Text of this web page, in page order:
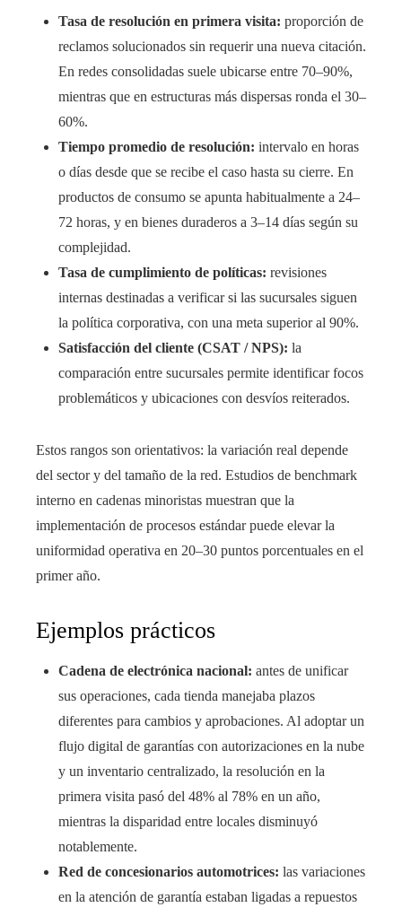
Tasa de resolución en primera visita: proporción de
reclamos solucionados sin requerir una nueva citación.
En redes consolidadas suele ubicarse entre 70–90%,
mientras que en estructuras más dispersas ronda el 30–
60%.
Tiempo promedio de resolución: intervalo en horas
o días desde que se recibe el caso hasta su cierre. En
productos de consumo se apunta habitualmente a 24–
72 horas, y en bienes duraderos a 3–14 días según su
complejidad.
Tasa de cumplimiento de políticas: revisiones
internas destinadas a verificar si las sucursales siguen
la política corporativa, con una meta superior al 90%.
Satisfacción del cliente (CSAT / NPS): la
comparación entre sucursales permite identificar focos
problemáticos y ubicaciones con desvíos reiterados.
Estos rangos son orientativos: la variación real depende
del sector y del tamaño de la red. Estudios de benchmark
interno en cadenas minoristas muestran que la
implementación de procesos estándar puede elevar la
uniformidad operativa en 20–30 puntos porcentuales en el
primer año.
Ejemplos prácticos
Cadena de electrónica nacional: antes de unificar
sus operaciones, cada tienda manejaba plazos
diferentes para cambios y aprobaciones. Al adoptar un
flujo digital de garantías con autorizaciones en la nube
y un inventario centralizado, la resolución en la
primera visita pasó del 48% al 78% en un año,
mientras la disparidad entre locales disminuyó
notablemente.
Red de concesionarios automotrices: las variaciones
en la atención de garantía estaban ligadas a repuestos